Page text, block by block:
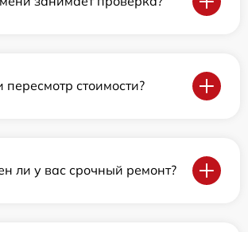
стоимости?
ли у вас срочный ремонт?